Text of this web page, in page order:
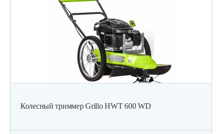
Колесный триммер Grillo HWT 600 WD